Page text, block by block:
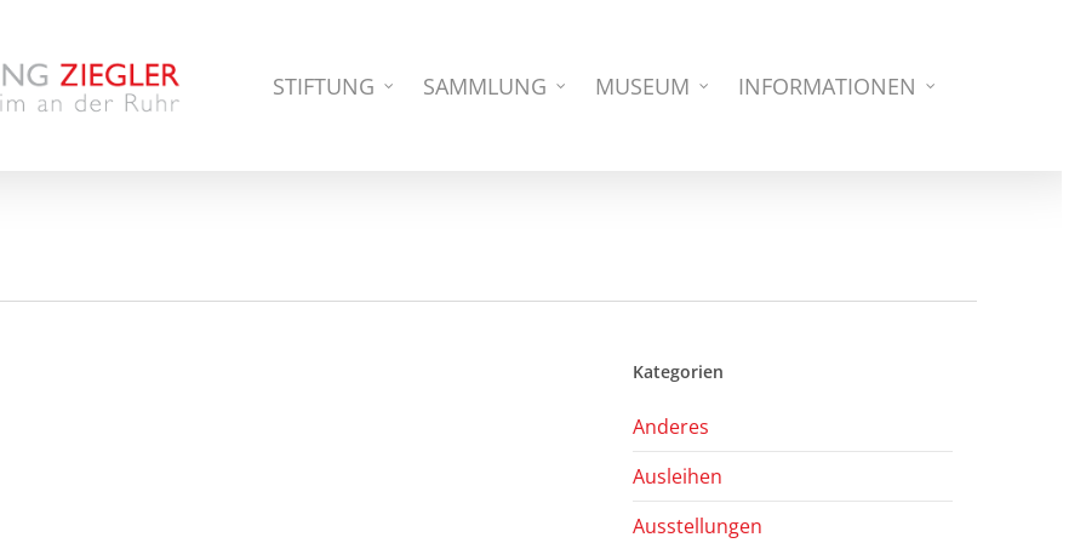
STIFTUNG SAMMLUNG MUSEUM INFORMATIONEN
Kategorien
Anderes
Ausleihen
Ausstellungen